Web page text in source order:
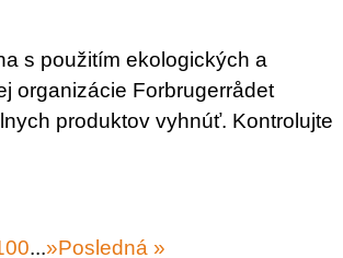
s použitím ekologických a
organizácie Forbrugerrådet
produktov vyhnúť. Kontrolujte
...»Posledná »